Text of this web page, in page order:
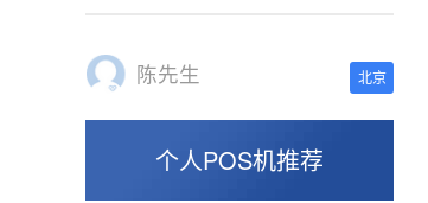
个人POS机推荐